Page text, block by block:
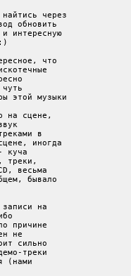
через
обновить
интересную
что
этой музыки
на сцене,
в
иногда
куча
треки,
весьма
бывало
на
причине
не
сильно
треки
(нами